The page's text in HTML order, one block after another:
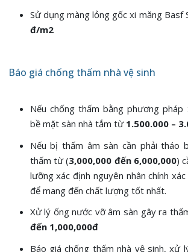
Sử dụng màng lỏng gốc xi măng Basf
đ/m2
Báo giá chống thấm nhà vệ sinh
Nếu chống thấm bằng phương
bề mặt sàn nhà tắm từ 1.500.000 –
Nếu bị thấm âm sàn cần phải tháo
thấm từ (3,000,000 đến 6,000,000)
lưỡng xác định nguyên nhân chính
để mang đến chất lượng tốt nhất.
Xử lý ống nước vỡ âm sàn gây ra
đến 1,000,000đ
Báo giá chống thấm nhà vệ sinh, xử